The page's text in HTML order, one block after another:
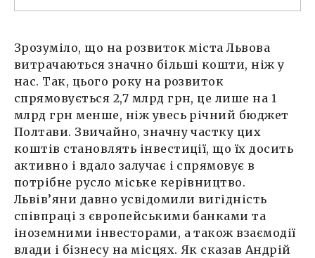
Зрозуміло, що на розвиток міста Львова
витрачаються значно більші кошти, ніж у
нас. Так, цього року на розвиток
спрямовується 2,7 млрд грн, це лише на 1
млрд грн менше, ніж увесь річний бюджет
Полтави. Звичайно, значну частку цих
коштів становлять інвестиції, що їх досить
активно і вдало залучає і спрямовує в
потрібне русло міське керівництво.
Львів’яни давно усвідомили вигідність
співпраці з європейськими банками та
іноземними інвесторами, а також взаємодії
влади і бізнесу на місцях. Як сказав Андрій